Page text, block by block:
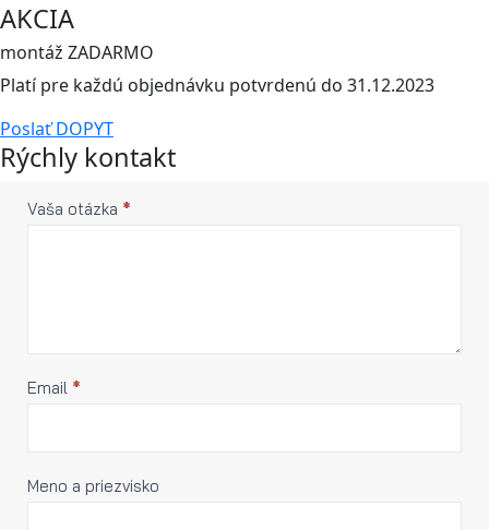
AKCIA
montáž ZADARMO
Platí pre každú objednávku potvrdenú do 31.12.2023
Poslať DOPYT
Rýchly kontakt
Rýchly
Vaša otázka *
Email *
Meno a priezvisko
If you